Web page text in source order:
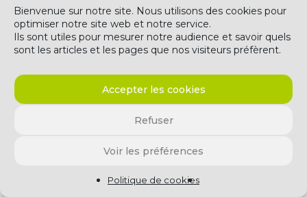
Bienvenue sur notre site. Nous utilisons des cookies pour
optimiser notre site web et notre service.
Ils sont utiles pour mesurer notre audience et savoir quels
sont les articles et les pages que nos visiteurs préfèrent.
Accepter les cookies
Refuser
Voir les préférences
Politique de cookies